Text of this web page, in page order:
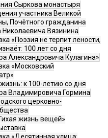
Сыркова монастыря
участника Великой
Почётного гражданина
Вязинина
«Поэзия не терпит лености,
100 лет со дня
Александровича Кулагина»
«Московский
к 100-летию со дня
Владимировича Гормина
церковно-
жизнь вещей»